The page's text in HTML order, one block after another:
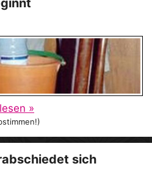
»
sich